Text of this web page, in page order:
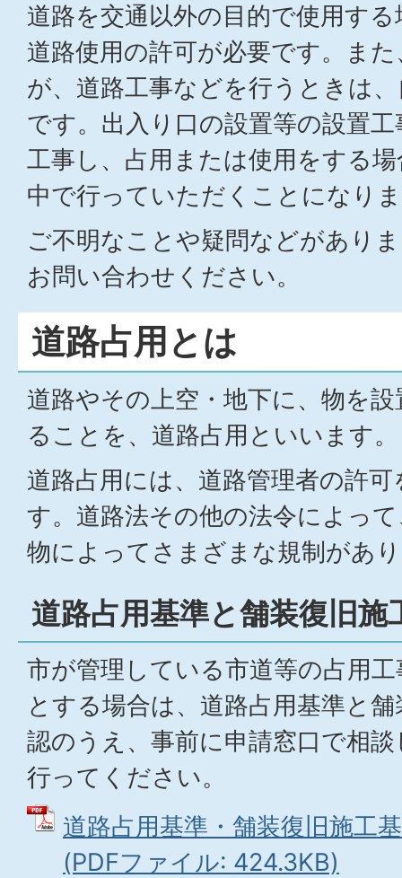
道路を交通以外の目的で使用す
道路使用の許可が必要です。ま
が、道路工事などを行うときは
です。出入り口の設置等の設置
工事し、占用または使用をする
中で行っていただくことになり
ご不明なことや疑問などがあり
お問い合わせください。
道路占用とは
道路やその上空・地下に、物を
ることを、道路占用といいます。
道路占用には、道路管理者の許
す。道路法その他の法令によっ
物によってさまざまな規制があ
道路占用基準と舗装復旧施
市が管理している市道等の占用
とする場合は、道路占用基準と
認のうえ、事前に申請窓口で相
行ってください。
道路占用基準・舗装復旧施工
(PDFファイル: 424.3KB)